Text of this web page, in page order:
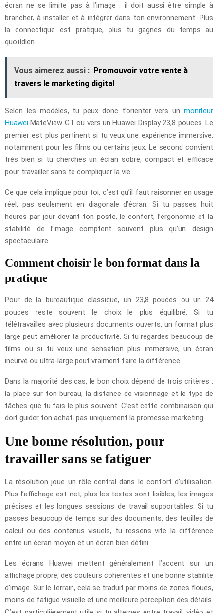
écran ne se limite pas à l’image : il doit aussi être simple à
brancher, à installer et à intégrer dans ton environnement. Plus
la connectique est pratique, plus tu gagnes du temps au
quotidien.
Vous aimerez aussi : Promouvoir votre vente à
travers le marketing digital
Selon les modèles, tu peux donc t’orienter vers un moniteur
Huawei MateView GT ou vers un Huawei Display 23,8 pouces. Le
premier est plus pertinent si tu veux une expérience immersive,
notamment pour les films ou certains jeux. Le second convient
très bien si tu cherches un écran sobre, compact et efficace
pour travailler sans te compliquer la vie.
Ce que cela implique pour toi, c’est qu’il faut raisonner en usage
réel, pas seulement en diagonale d’écran. Si tu passes huit
heures par jour devant ton poste, le confort, l’ergonomie et la
stabilité de l’image comptent souvent plus qu’un design
spectaculaire.
Comment choisir le bon format dans la
pratique
Pour de la bureautique classique, un 23,8 pouces ou un 24
pouces reste souvent le choix le plus équilibré. Si tu
télétravailles avec plusieurs documents ouverts, un format plus
large peut améliorer ta productivité. Si tu regardes beaucoup de
films ou si tu veux une sensation plus immersive, un écran
incurvé ou ultra-large peut vraiment faire la différence.
Dans la majorité des cas, le bon choix dépend de trois critères :
la place sur ton bureau, la distance de visionnage et le type de
tâches que tu fais le plus souvent. C’est cette combinaison qui
doit guider ton achat, pas uniquement la promesse marketing.
Une bonne résolution, pour
travailler sans se fatiguer
La résolution joue un rôle central dans le confort d’utilisation.
Plus l’affichage est net, plus les textes sont lisibles, les images
précises et les longues sessions de travail supportables. Si tu
passes beaucoup de temps sur des documents, des feuilles de
calcul ou des contenus visuels, tu ressens vite la différence
entre un écran moyen et un écran bien défini.
Les écrans Huawei mettent généralement l’accent sur un
affichage propre, des couleurs cohérentes et une bonne stabilité
d’image. Sur le terrain, cela se traduit par moins de zones floues,
moins de fatigue visuelle et une meilleure perception des détails.